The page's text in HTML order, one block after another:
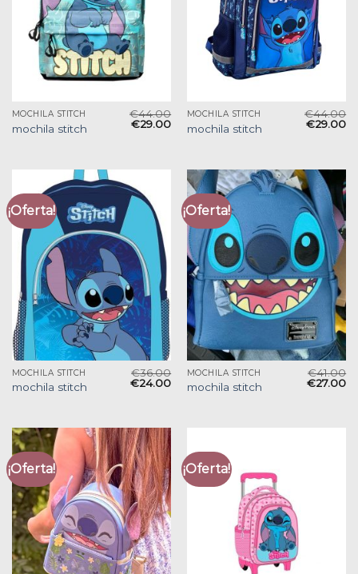
MOCHILA STITCH
mochila stitch
€44.00
€29.00
MOCHILA STITCH
mochila stitch
€44.00
€29.00
¡Oferta!
MOCHILA STITCH
mochila stitch
€36.00
€24.00
¡Oferta!
MOCHILA STITCH
mochila stitch
€41.00
€27.00
¡Oferta! ¡Oferta!